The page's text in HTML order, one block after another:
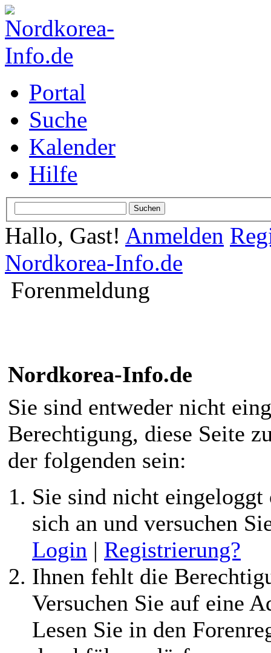
Portal
Suche
Kalender
Hilfe
Hallo, Gast! Anmelden
Nordkorea-Info.de
Forenmeldung
Nordkorea-Info.de
Sie sind entweder nicht
Berechtigung, diese Seite
der folgenden sein:
Sie sind nicht
sich an und versuchen
Login | Registrierung?
Ihnen fehlt die
Versuchen Sie auf eine
Lesen Sie in den